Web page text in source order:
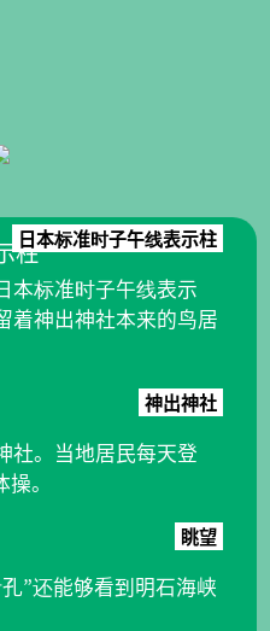
日本标准时子午线表示柱
本标准时子午线表示
着神出神社本来的鸟居
神出神社
社。当地居民每天登
。
眺望
”还能够看到明石海峡